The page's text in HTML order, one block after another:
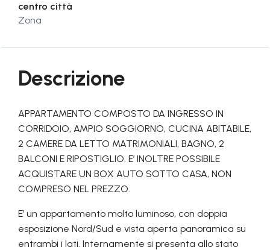
centro città
Zona
Descrizione
APPARTAMENTO COMPOSTO DA INGRESSO IN
CORRIDOIO, AMPIO SOGGIORNO, CUCINA ABITABILE,
2 CAMERE DA LETTO MATRIMONIALI, BAGNO, 2
BALCONI E RIPOSTIGLIO. E’ INOLTRE POSSIBILE
ACQUISTARE UN BOX AUTO SOTTO CASA, NON
COMPRESO NEL PREZZO.
E’ un appartamento molto luminoso, con doppia
esposizione Nord/Sud e vista aperta panoramica su
entrambi i lati. Internamente si presenta allo stato